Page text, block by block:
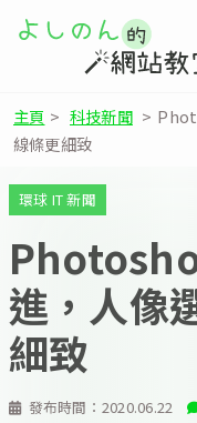
主頁 > 科技新聞 >
線條更細致
發布時間： 2020.06.22
環球 IT 新聞
進，人像
細致